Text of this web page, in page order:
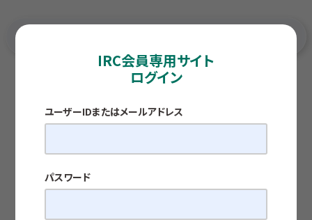
IRC会員専用サイト
ログイン
ユーザーIDまたはメールアドレス
パスワード
事態の長期化は96.4%の企業にとってマイナス影響 ～
中東情勢の緊迫化による影響と対応状況に関する調査
緊急アンケート
ス影響
～中東情勢の緊迫化による影響と対応状況に
関する調査～